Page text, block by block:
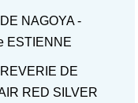
NAGOYA -
ESTIENNE
DE
RED SILVER